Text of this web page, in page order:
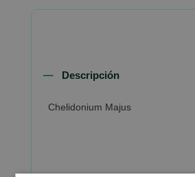
Descripción
Chelidonium Majus